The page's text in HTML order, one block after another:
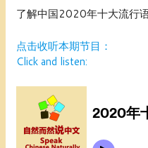
了解中国2020年十大流行
点击收听本期节目：
Click and listen: